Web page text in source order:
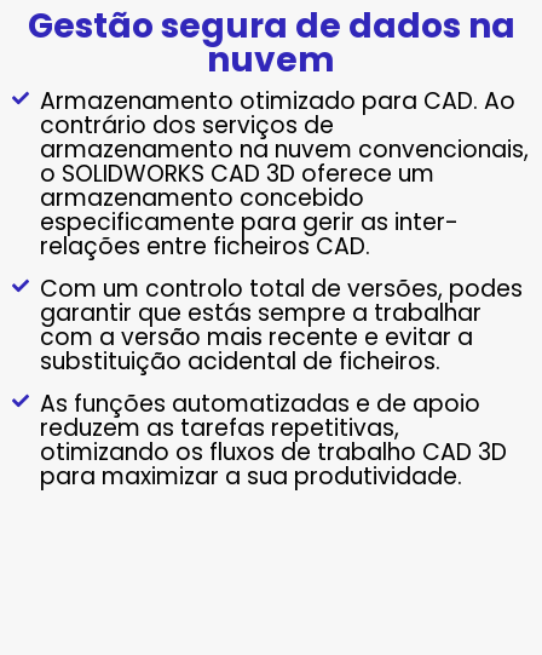
Gestão segura de dados na
nuvem
Armazenamento otimizado para CAD. Ao
contrário dos serviços de
armazenamento na nuvem convencionais,
o SOLIDWORKS CAD 3D oferece um
armazenamento concebido
especificamente para gerir as inter-
relações entre ficheiros CAD.
Com um controlo total de versões, podes
garantir que estás sempre a trabalhar
com a versão mais recente e evitar a
substituição acidental de ficheiros.
As funções automatizadas e de apoio
reduzem as tarefas repetitivas,
otimizando os fluxos de trabalho CAD 3D
para maximizar a sua produtividade.